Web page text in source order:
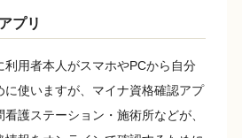
プリ
利用者本人がスマホやPCから自分
に使いますが、マイナ資格確認アプ
護ステーション・施術所などが、